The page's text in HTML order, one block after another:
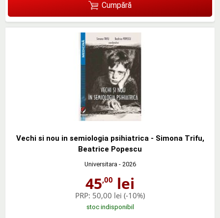
Cumpără
Vechi si nou in semiologia psihiatrica - Simona Trifu,
Beatrice Popescu
Universitara- 2026
45,00 lei
PRP: 50,00 lei (-10%)
stoc indisponibil